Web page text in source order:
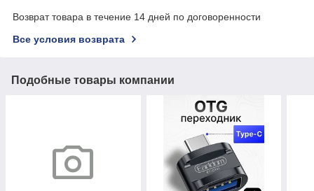
Возврат товара в течение 14 дней по договоренности
Все условия возврата
Подобные товары компании